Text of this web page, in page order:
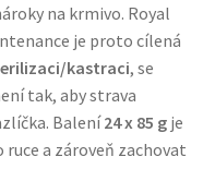
masa, bez obilovin
na krmivo. Royal
je proto cílená
kastraci, se
tak, aby strava
Balení24 x 85 gje
a zároveň zachovat